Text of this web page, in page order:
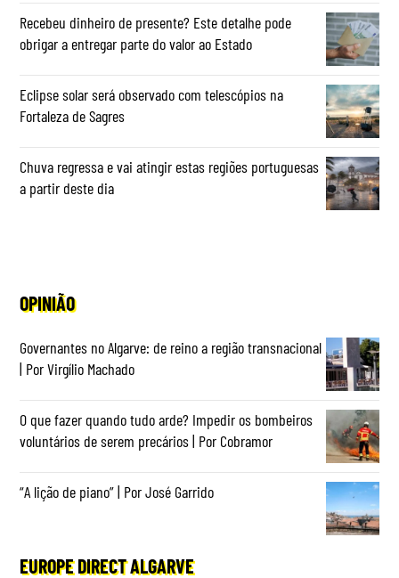
Recebeu dinheiro de presente? Este detalhe pode
obrigar a entregar parte do valor ao Estado
Eclipse solar será observado com telescópios na
Fortaleza de Sagres
Chuva regressa e vai atingir estas regiões portuguesas
a partir deste dia
OPINIÃO
Governantes no Algarve: de reino a região transnacional
| Por Virgílio Machado
O que fazer quando tudo arde? Impedir os bombeiros
voluntários de serem precários | Por Cobramor
“A lição de piano” | Por José Garrido
EUROPE DIRECT ALGARVE